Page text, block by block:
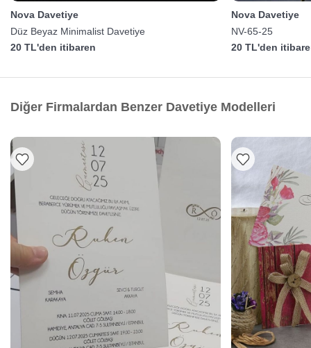
Nova Davetiye
Düz Beyaz Minimalist Davetiye
20 TL'den itibaren
Nova Davetiye
NV-65-25
20 TL'den
Diğer Firmalardan Benzer Davetiye Modelleri